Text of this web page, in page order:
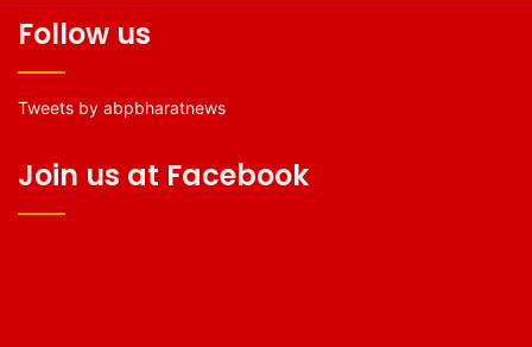
Follow us
Tweets by abpbharatnews
Join us at Facebook